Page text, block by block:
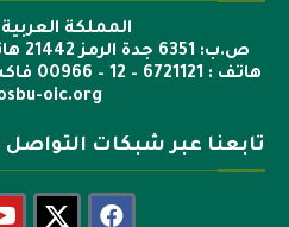
المملكة
هاتف : 6721121 – 12 – 00966 فاكس : 6722600 – 12 – 00966
oic.org
تابعنا عبر شبكات التواصل